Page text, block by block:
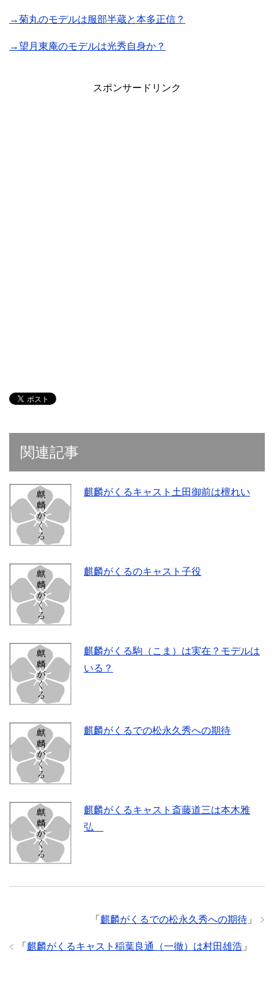
→菊丸のモデルは服部半蔵と本多正信？
→望月東庵のモデルは光秀自身か？
スポンサードリンク
関連記事
麒麟がくるキャスト土田御前は檀れい
麒麟がくるのキャスト子役
麒麟がくる駒（こま）は実在？モデルは
いる？
麒麟がくるでの松永久秀への期待
麒麟がくるキャスト斎藤道三は本木雅
弘
「 麒麟がくるでの松永久秀への期待 」
「 麒麟がくるキャスト稲葉良通（一徹）は村田雄浩 」